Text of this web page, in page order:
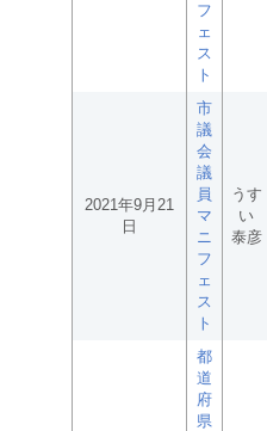
フ
ェ
ス
ト
2021年9月21
日
市
議
会
議
員
マ
ニ
フ
ェ
ス
ト
うす
い
泰彦
都
道
府
県